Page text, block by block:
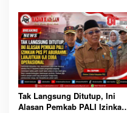
Layak Dipertimbangkan
Pimpin Kejaksaan RI
Tak Langsung Ditutup, Ini
Alasan Pemkab PALI Izinkan